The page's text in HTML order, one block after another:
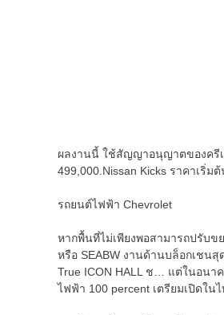
ผลงานนี้ ใช้สัญญาอนุญาตของครีเ
499,000.Nissan Kicks ราคาเริ่ม
รถยนต์ไฟฟ้า Chevrolet
หากพื้นที่ไม่เพียงพอสามารถปรับข
หรือ SEABW งานด้านบล็อกเชน
True ICON HALL ช… แต่ในอนา
ไฟฟ้า 100 percent เตรียมเปิดใน